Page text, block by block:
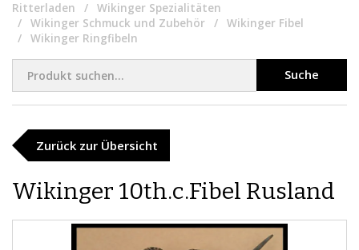
Ritterladen
Wikinger Spezialitäten
Wikinger Schmuck und Zubehör
Wikinger Fibel
Wikinger Ringfibeln
Suche
Zurück zur Übersicht
Wikinger 10th.c.Fibel Rusland